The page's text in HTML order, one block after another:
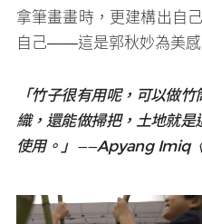
拿筆畫畫時，更建構出自
自己——這是郭秋妙為美感
「竹子很有用呢，可以做
織，還能做掃把，土地就
使用。」——Apyang Imiq